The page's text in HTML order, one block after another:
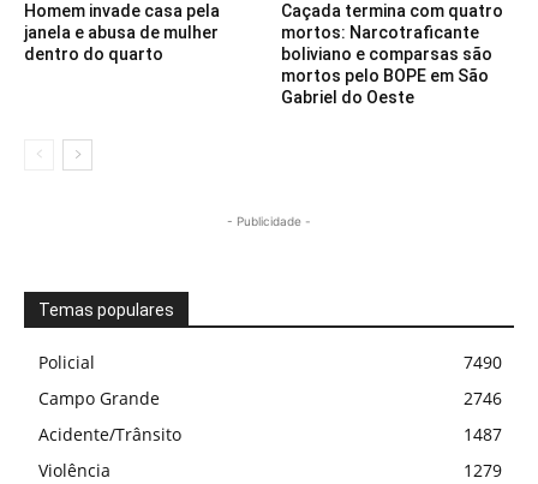
Homem invade casa pela
janela e abusa de mulher
dentro do quarto
Caçada termina com quatro
mortos: Narcotraficante
boliviano e comparsas são
mortos pelo BOPE em São
Gabriel do Oeste
- Publicidade -
Temas populares
Policial
7490
Campo Grande
2746
Acidente/Trânsito
1487
Violência
1279